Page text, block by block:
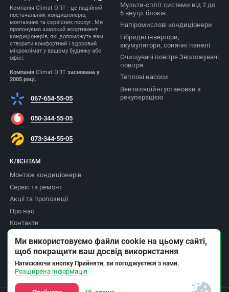
Компанія Climat ОПТ - це надійний
постачальник кондиціонерів,
монтажних та сервісних послуг. Ми
пропонуємо широкий асортимент
кондиціонерів, які допоможуть вам
створити комфортний і здоровий
мікроклімат у вашому будинку або
офісі.
Компанія Climat ОПТзаснована у
2005 році.
067-654-55-05
050-344-55-05
073-344-55-05
Мульти-спліт системи від 2 до
6 внутр. блоків
Напіромислові кондиціонери
Гібридні інвертори,
акумулятори, сонячні панелі
Очищувачі повітря Зволожувачі
повітря
Теплові насоси
Вентиляційні установки з
рекуперацією
КЛІЄНТАМ
Монтаж кондиціонерів
Сервіс та ремонт
Акції та пропозиції
Про нас
Контакти
Повернення товару
Ми використовуємо файли cookie на цьому сайті,
щоб покращити ваш досвід використання
Натискаючи кнопку Прийняти, ви погоджуєтеся з нами.
Розширена інформація